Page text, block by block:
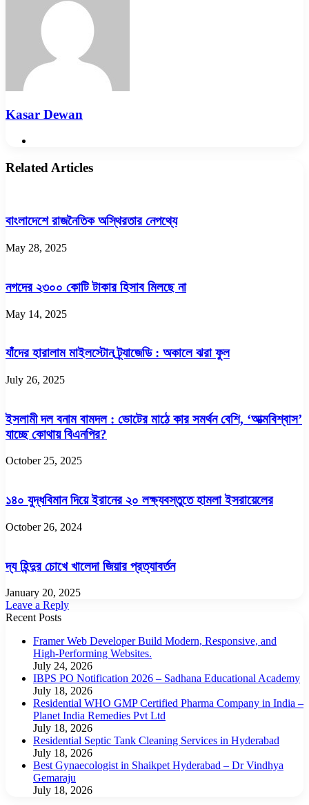
Kasar Dewan
Related Articles
বাংলাদেশে রাজনৈতিক অস্থিরতার নেপথ্যে
May 28, 2025
নগদের ২৩০০ কোটি টাকার হিসাব মিলছে না
May 14, 2025
যাঁদের হারালাম মাইলস্টোন ট্র্যাজেডি : অকালে ঝরা ফুল
July 26, 2025
ইসলামী দল বনাম বামদল : ভোটের মাঠে কার সমর্থন বেশি, ‘আত্মবিশ্বাস’
যাচ্ছে কোথায় বিএনপির?
October 25, 2025
১৪০ যুদ্ধবিমান দিয়ে ইরানের ২০ লক্ষ্যবস্তুতে হামলা ইসরায়েলের
October 26, 2024
দ্য হিন্দুর চোখে খালেদা জিয়ার প্রত্যাবর্তন
January 20, 2025
Leave a Reply
Recent Posts
Framer Web Developer Build Modern, Responsive, and
High-Performing Websites.
July 24, 2026
IBPS PO Notification 2026 – Sadhana Educational Academy
July 18, 2026
Residential WHO GMP Certified Pharma Company in India –
Planet India Remedies Pvt Ltd
July 18, 2026
Residential Septic Tank Cleaning Services in Hyderabad
July 18, 2026
Best Gynaecologist in Shaikpet Hyderabad – Dr Vindhya
Gemaraju
July 18, 2026